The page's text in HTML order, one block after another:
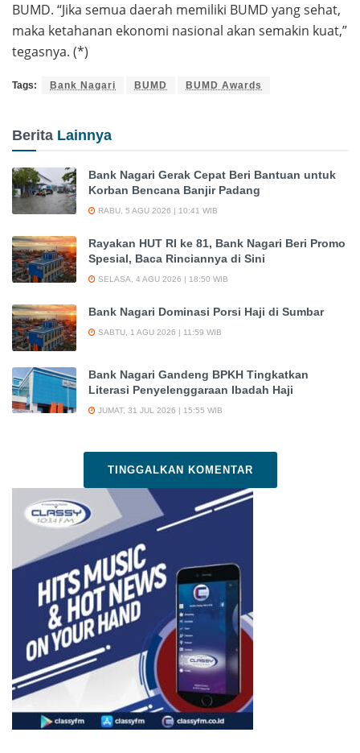
BUMD. “Jika semua daerah memiliki BUMD yang sehat,
maka ketahanan ekonomi nasional akan semakin kuat,”
tegasnya. (*)
Tags: Bank Nagari BUMD BUMD Awards
Berita Lainnya
Bank Nagari Gerak Cepat Beri Bantuan untuk
Korban Bencana Banjir Padang
RABU, 5 AGU 2026 | 10:41 WIB
Rayakan HUT RI ke 81, Bank Nagari Beri Promo
Spesial, Baca Rinciannya di Sini
SELASA, 4 AGU 2026 | 18:50 WIB
Bank Nagari Dominasi Porsi Haji di Sumbar
SABTU, 1 AGU 2026 | 11:59 WIB
Bank Nagari Gandeng BPKH Tingkatkan
Literasi Penyelenggaraan Ibadah Haji
JUMAT, 31 JUL 2026 | 15:55 WIB
TINGGALKAN KOMENTAR